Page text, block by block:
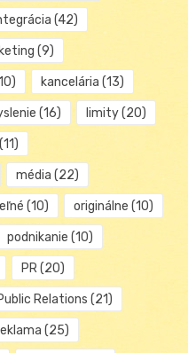
(42)
(9)
kancelária (13)
(16) limity(20)
(11)
média (22)
(10) originálne (10)
podnikanie (10)
PR(20)
Relations (21)
(25)